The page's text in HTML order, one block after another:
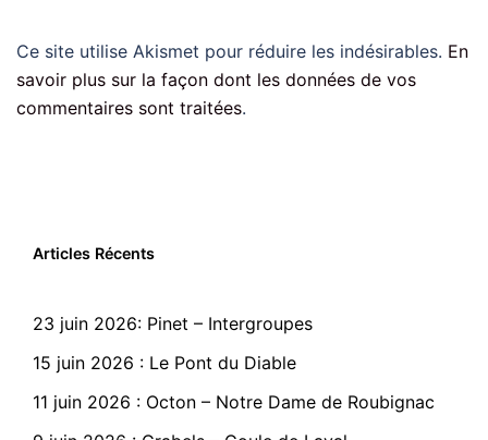
Ce site utilise Akismet pour réduire les indésirables. En
savoir plus sur la façon dont les données de vos
commentaires sont traitées.
Articles Récents
23 juin 2026: Pinet – Intergroupes
15 juin 2026 : Le Pont du Diable
11 juin 2026 : Octon – Notre Dame de Roubignac